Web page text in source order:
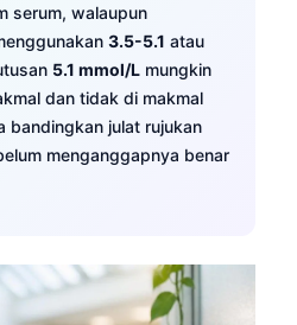
serum, walaupun
3.5-5.1 atau
5.1 mmol/L mungkin
dan tidak di makmal
bandingkan julat rujukan
menganggapnya benar